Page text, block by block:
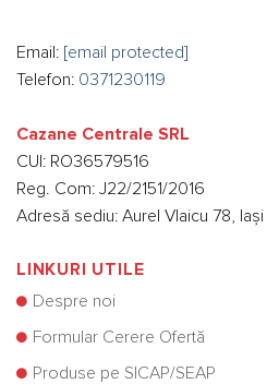
Email: [email protected]
Telefon: 0371230119
Cazane Centrale SRL
CUI: RO36579516
Reg. Com: J22/2151/2016
Adresă sediu: Aurel Vlaicu 78, Iași
LINKURI UTILE
Despre noi
Formular Cerere Ofertă
Produse pe SICAP/SEAP